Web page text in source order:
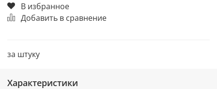
В избранное
Добавить в сравнение
за штуку
Характеристики